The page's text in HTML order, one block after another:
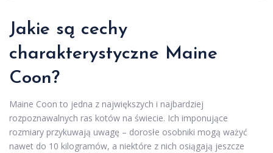
Jakie są cechy
charakterystyczne Maine
Coon?
Maine Coon to jedna z największych i najbardziej
rozpoznawalnych ras kotów na świecie. Ich imponujące
rozmiary przykuwają uwagę – dorosłe osobniki mogą ważyć
nawet do 10 kilogramów, a niektóre z nich osiągają jeszcze